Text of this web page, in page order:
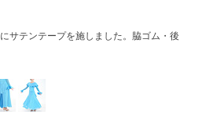
サテンテープを施しました。脇ゴム・後